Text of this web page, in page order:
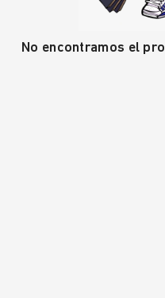
No encontramos el